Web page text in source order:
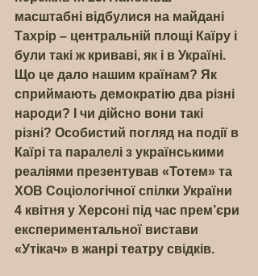
масштабні відбулися на майдані
Тахрір – центральній площі Каїру і
були такі ж криваві, як і в Україні.
Що це дало нашим країнам? Як
сприймають демократію два різні
народи? І чи дійсно вони такі
різні? Особистий погляд на події в
Каїрі та паралелі з українськими
реаліями презентував «Тотем» та
ХОВ Соціологічної спілки України
4 квітня у Херсоні під час прем’єри
експериментальної вистави
«Утікач» в жанрі театру свідків.